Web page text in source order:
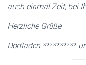
auch einmal Zeit, bei
Herzliche Grüße
Dorfladen **********